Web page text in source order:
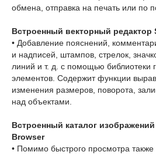
обмена, отправка на печать или по
Встроенный векторный редактор
• Добавление пояснений,
и надписей, штампов, стрелок,
линий и т. д. с помощью библиотеки
элементов. Содержит функции
изменения размеров, поворота,
над объектами.
Встроенный каталог
Browser
• Помимо быстрого просмотра